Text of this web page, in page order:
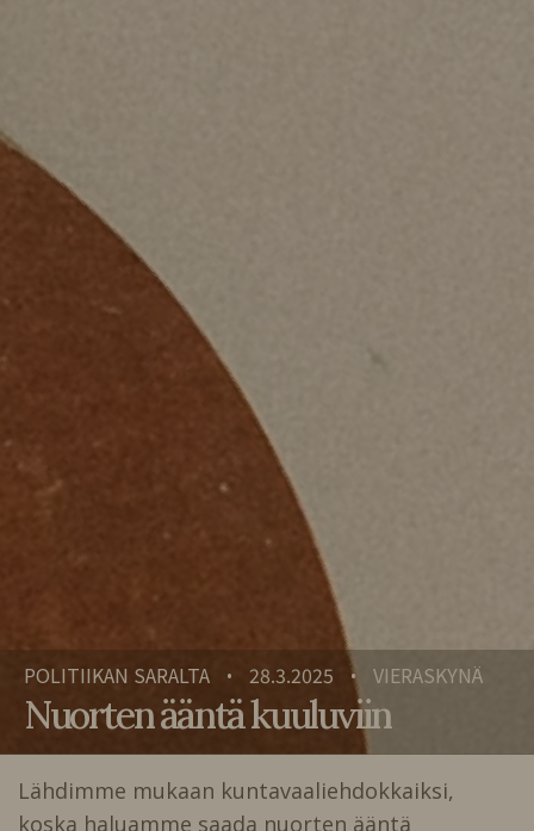
POLITIIKAN SARALTA • 28.3.2025 • VIERASKYNÄ
Nuorten ääntä kuuluviin
Lähdimme mukaan kuntavaaliehdokkaiksi,
koska haluamme saada nuorten ääntä